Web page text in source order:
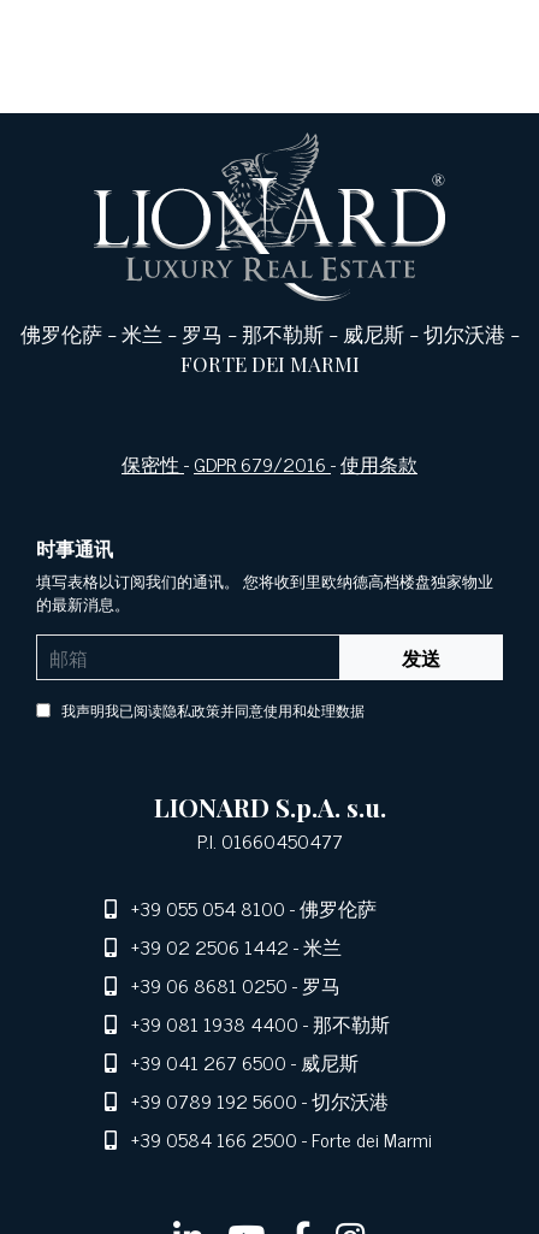
佛罗伦萨-米兰 - 罗马 -那不勒斯- 威尼斯-切尔沃港 -
FORTE DEI MARMI
保密性-GDPR 679/2016-使用条款
时事通讯
填写表格以订阅我们的通讯。 您将收到里欧纳德高档楼盘独家物业
的最新消息。
发送
我声明我已阅读隐私政策并同意使用和处理数据
LIONARD S.p.A. s.u.
P.I. 01660450477
+39 055 054 8100- 佛罗伦萨
+39 02 2506 1442- 米兰
+39 06 8681 0250- 罗马
+39 081 1938 4400- 那不勒斯
+39 041 267 6500- 威尼斯
+39 0789 192 5600- 切尔沃港
+39 0584 166 2500- Forte dei Marmi